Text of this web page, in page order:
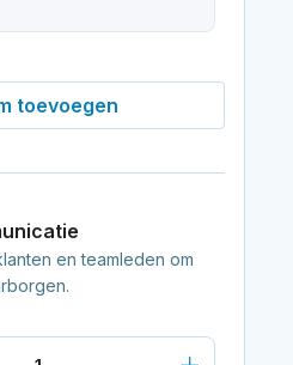
toevoegen
en teamleden om